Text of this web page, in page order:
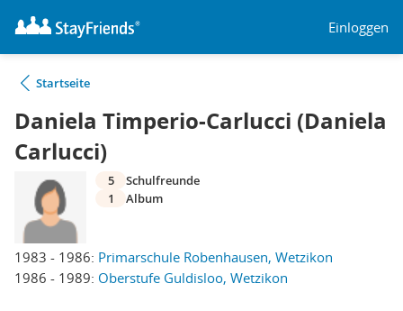
Einloggen
Startseite
Daniela Timperio-Carlucci (Daniela
Carlucci)
1983 - 1986: Primarschule Robenhausen, Wetzikon
1986 - 1989: Oberstufe Guldisloo, Wetzikon
5
Schulfreunde
1
Album